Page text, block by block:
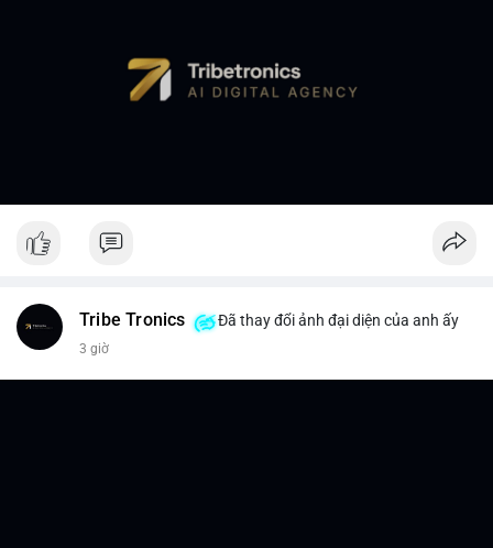
Tribe Tronics Đã thay đổi ảnh đại diện của anh ấy
3 giờ